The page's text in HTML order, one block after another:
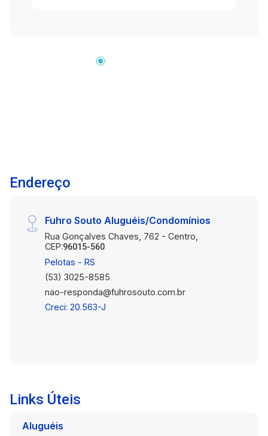
Entre em contato conosco para mais
Endereço
Fuhro Souto Aluguéis/Condomínios
Rua Gonçalves Chaves, 762 - Centro,
CEP:96015-560
Pelotas - RS
(53) 3025-8585
nao-responda@fuhrosouto.com.br
Creci: 20.563-J
Links Úteis
Aluguéis